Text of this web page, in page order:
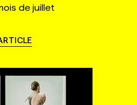
de juillet